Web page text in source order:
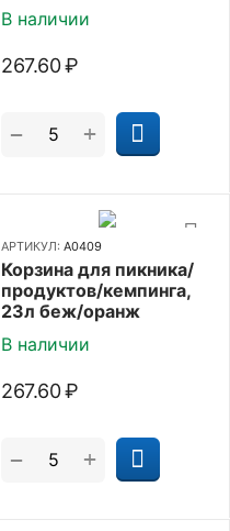
В наличии
267.60₽
+
−
АРТИКУЛ: А0409
Корзина для пикника/
продуктов/кемпинга,
23л беж/оранж
В наличии
267.60₽
+
−